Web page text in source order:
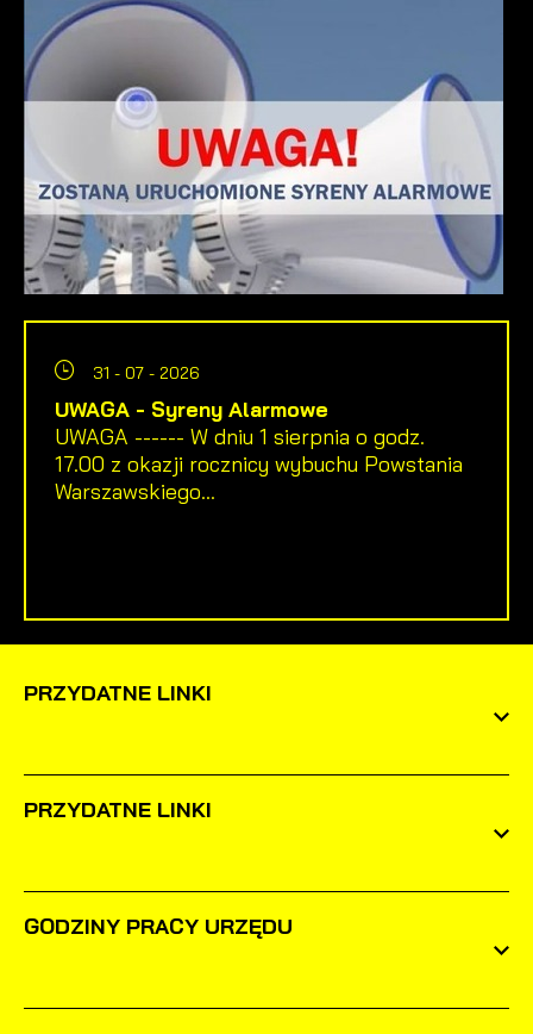
31 - 07 - 2026
UWAGA - Syreny Alarmowe
UWAGA ------ W dniu 1 sierpnia o godz.
17.00 z okazji rocznicy wybuchu Powstania
Warszawskiego...
PRZYDATNE LINKI
PRZYDATNE LINKI
GODZINY PRACY URZĘDU